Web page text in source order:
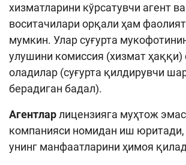
хизматларини кўрсатувчи агент
воситачилари орқали ҳам
мумкин. Улар суғурта
улушини комиссия (хизмат ҳаққи)
оладилар (суғурта қилдирувчи
берадиган бадал).
Агентларлицензияга муҳтож
компанияси номидан иш юритади,
унинг манфаатларини ҳимоя